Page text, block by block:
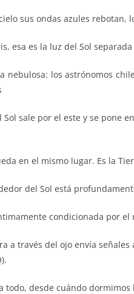
sus ondas azules rebotan,
esa es la luz del Sol
nebulosa: los astrónomos
sale por el este y se pone
en el mismo lugar. Es la
del Sol está
condicionada por
a través del ojo envía
todo, desde cuándo